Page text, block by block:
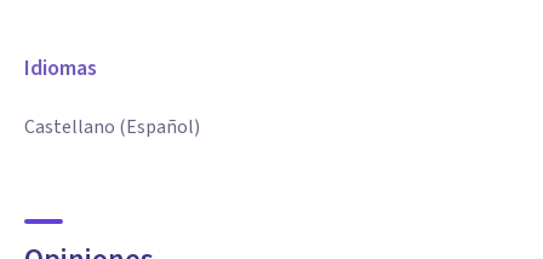
Idiomas
Castellano (Español)